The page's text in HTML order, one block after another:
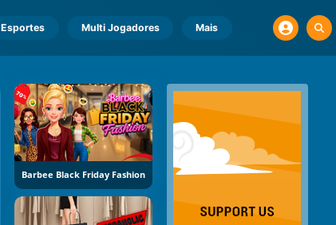
Esportes Multi Jogadores Mais
Barbee Black Friday Fashion